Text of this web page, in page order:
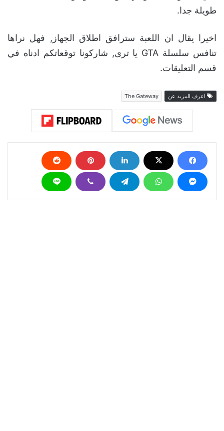
طويلة جدا.
اخيرا يقال ان اللعبة سترافق اطلاق الجهاز, فهل نراها
تنافس سلسلة GTA يا ترى, شاركونا توقعاتكم ادناه في
قسم التعليقات.
اعرف المزيد عن The Gateway